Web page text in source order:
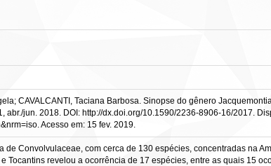
CAVALCANTI, Taciana Barbosa. Sinopse do gênero
abr./jun. 2018. DOI: http://dx.doi.org/10.1590/2236-8906-16/2017.
Acesso em: 15 fev. 2019.
Convolvulaceae, com cerca de 130 espécies, concentradas na
Tocantins revelou a ocorrência de 17 espécies, entre as quais 15